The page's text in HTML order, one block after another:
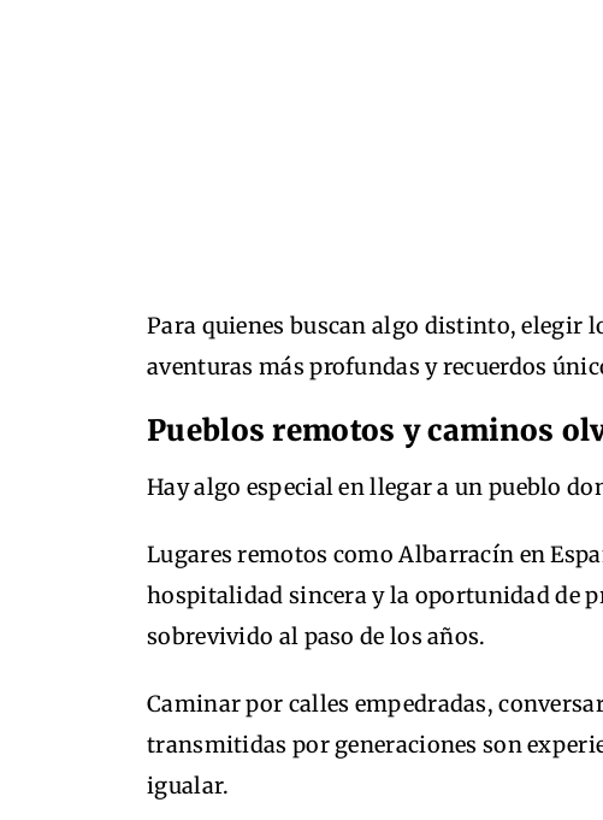
Para quienes buscan algo distinto, elegir
aventuras más profundas y recuerdos
Pueblos remotos y caminos
Hay algo especial en llegar a un pueblo
Lugares remotos como Albarracín en
hospitalidad sincera y la oportunidad de
sobrevivido al paso de los años.
Caminar por calles empedradas,
transmitidas por generaciones son
igualar.